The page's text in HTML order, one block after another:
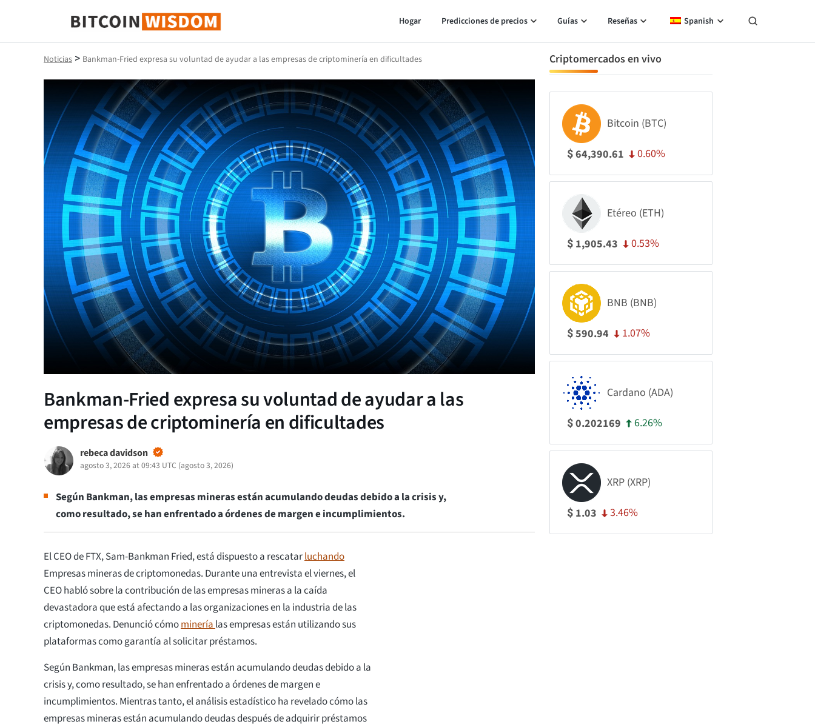
Sabiduría de Bitcoin
Hogar Predicciones de precios Guías Reseñas Spanish
Noticias > Bankman-Fried expresa su voluntad de ayudar a las empresas de criptominería en dificultades
Bankman-Fried expresa su voluntad de ayudar a las
empresas de criptominería en dificultades
rebeca davidson
agosto 3, 2026 at 09:43 UTC (agosto 3, 2026)
Según Bankman, las empresas mineras están acumulando deudas debido a la crisis y,
como resultado, se han enfrentado a órdenes de margen e incumplimientos.
El CEO de FTX, Sam-Bankman Fried, está dispuesto a rescatarluchando
Empresas mineras de criptomonedas. Durante una entrevista el viernes, el
CEO habló sobre la contribución de las empresas mineras a la caída
devastadora que está afectando a las organizaciones en la industria de las
criptomonedas. Denunció cómominería las empresas están utilizando sus
plataformas como garantía al solicitar préstamos.
Según Bankman, las empresas mineras están acumulando deudas debido a la
crisis y, como resultado, se han enfrentado a órdenes de margen e
incumplimientos. Mientras tanto, el análisis estadístico ha revelado cómo las
empresas mineras están acumulando deudas después de adquirir préstamos
Criptomercados en vivo
Bitcoin (BTC)
$64,390.61 0.60%
Etéreo (ETH)
$ 1,905.43 0.53%
BNB (BNB)
$590.94 1.07%
Cardano (ADA)
$0.202169 6.26%
XRP (XRP)
$ 1.03 3.46%